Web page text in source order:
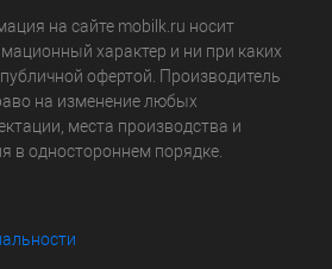
на сайте mobilk.ru носит
характер и ни при каких
офертой. Производитель
на изменение любых
места производства и
в одностороннем порядке.